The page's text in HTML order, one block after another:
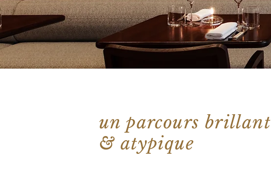
un parcours brillant
& atypique